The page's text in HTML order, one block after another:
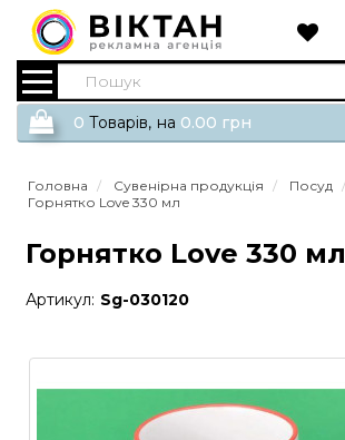
0 Tоварів, на 0.00 грн
Головна Сувенірна продукція Посуд
Горнятко Love 330 мл
Горнятко Love 330 мл
Артикул: Sg-030120